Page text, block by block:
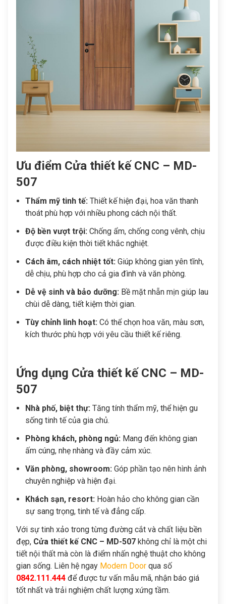
Ưu điểm Cửa thiết kế CNC – MD-
507
Thẩm mỹ tinh tế: Thiết kế hiện đại, hoa văn thanh
thoát phù hợp với nhiều phong cách nội thất.
Độ bền vượt trội: Chống ẩm, chống cong vênh, chịu
được điều kiện thời tiết khắc nghiệt.
Cách âm, cách nhiệt tốt: Giúp không gian yên tĩnh,
dễ chịu, phù hợp cho cả gia đình và văn phòng.
Dễ vệ sinh và bảo dưỡng: Bề mặt nhẵn mịn giúp lau
chùi dễ dàng, tiết kiệm thời gian.
Tùy chỉnh linh hoạt: Có thể chọn hoa văn, màu sơn,
kích thước phù hợp với yêu cầu thiết kế riêng.
Ứng dụng Cửa thiết kế CNC – MD-
507
Nhà phố, biệt thự: Tăng tính thẩm mỹ, thể hiện gu
sống tinh tế của gia chủ.
Phòng khách, phòng ngủ: Mang đến không gian
ấm cúng, nhẹ nhàng và đầy cảm xúc.
Văn phòng, showroom: Góp phần tạo nên hình ảnh
chuyên nghiệp và hiện đại.
Khách sạn, resort: Hoàn hảo cho không gian cần
sự sang trọng, tinh tế và đẳng cấp.
Với sự tinh xảo trong từng đường cắt và chất liệu bền
đẹp, Cửa thiết kế CNC – MD-507 không chỉ là một chi
tiết nội thất mà còn là điểm nhấn nghệ thuật cho không
gian sống. Liên hệ ngay Modern Door qua số
0842.111.444 để được tư vấn mẫu mã, nhận báo giá
tốt nhất và trải nghiệm chất lượng xứng tầm.